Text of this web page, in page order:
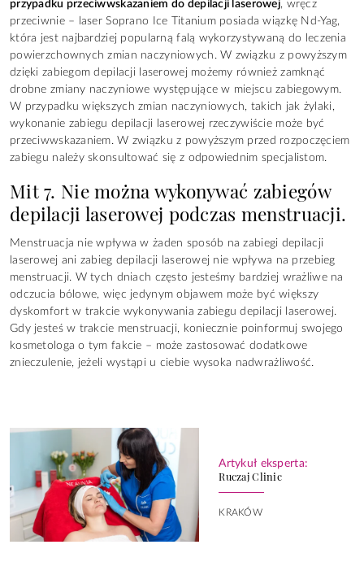
przypadku przeciwwskazaniem do depilacji laserowej, wręcz
przeciwnie – laser Soprano Ice Titanium posiada wiązkę Nd-Yag,
która jest najbardziej popularną falą wykorzystywaną do leczenia
powierzchownych zmian naczyniowych. W związku z powyższym
dzięki zabiegom depilacji laserowej możemy również zamknąć
drobne zmiany naczyniowe występujące w miejscu zabiegowym.
W przypadku większych zmian naczyniowych, takich jak żylaki,
wykonanie zabiegu depilacji laserowej rzeczywiście może być
przeciwwskazaniem. W związku z powyższym przed rozpoczęciem
zabiegu należy skonsultować się z odpowiednim specjalistom.
Mit 7. Nie można wykonywać zabiegów
depilacji laserowej podczas menstruacji.
Menstruacja nie wpływa w żaden sposób na zabiegi depilacji
laserowej ani zabieg depilacji laserowej nie wpływa na przebieg
menstruacji. W tych dniach często jesteśmy bardziej wrażliwe na
odczucia bólowe, więc jedynym objawem może być większy
dyskomfort w trakcie wykonywania zabiegu depilacji laserowej.
Gdy jesteś w trakcie menstruacji, koniecznie poinformuj swojego
kosmetologa o tym fakcie – może zastosować dodatkowe
znieczulenie, jeżeli wystąpi u ciebie wysoka nadwrażliwość.
Artykuł eksperta:
Ruczaj Clinic
KRAKÓW